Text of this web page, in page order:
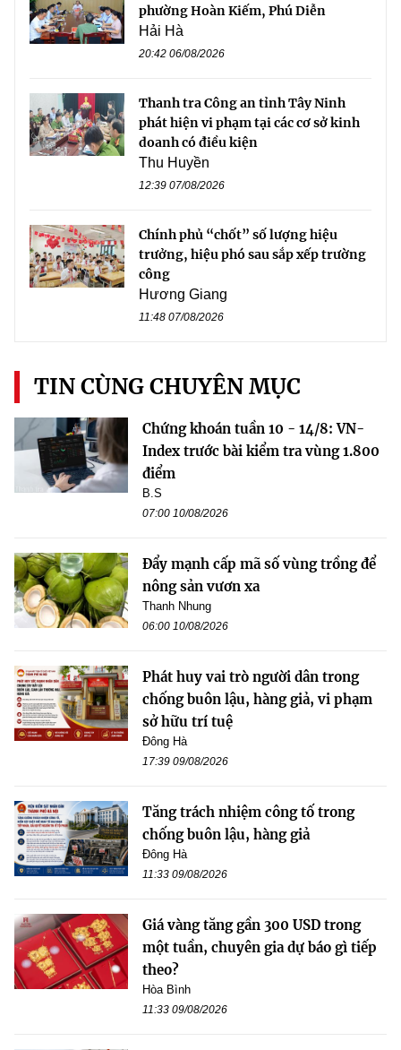
phường Hoàn Kiếm, Phú Diễn
Hải Hà
20:42 06/08/2026
Thanh tra Công an tỉnh Tây Ninh
phát hiện vi phạm tại các cơ sở kinh
doanh có điều kiện
Thu Huyền
12:39 07/08/2026
Chính phủ “chốt” số lượng hiệu
trưởng, hiệu phó sau sắp xếp trường
công
Hương Giang
11:48 07/08/2026
TIN CÙNG CHUYÊN MỤC
Chứng khoán tuần 10 - 14/8: VN-
Index trước bài kiểm tra vùng 1.800
điểm
B.S
07:00 10/08/2026
Đẩy mạnh cấp mã số vùng trồng để
nông sản vươn xa
Thanh Nhung
06:00 10/08/2026
Phát huy vai trò người dân trong
chống buôn lậu, hàng giả, vi phạm
sở hữu trí tuệ
Đông Hà
17:39 09/08/2026
Tăng trách nhiệm công tố trong
chống buôn lậu, hàng giả
Đông Hà
11:33 09/08/2026
Giá vàng tăng gần 300 USD trong
một tuần, chuyên gia dự báo gì tiếp
theo?
Hòa Bình
11:33 09/08/2026